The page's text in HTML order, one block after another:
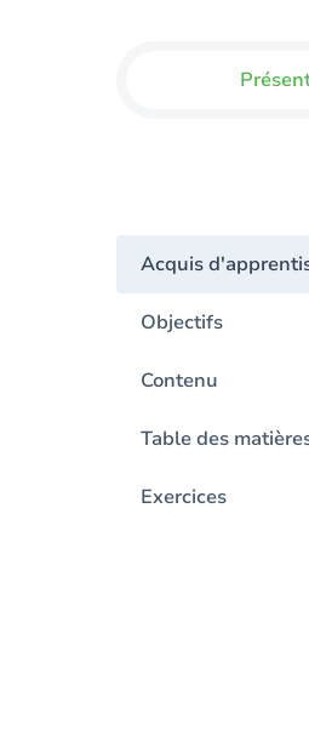
Acquis
Objectifs
Contenu
Table des
Exercices